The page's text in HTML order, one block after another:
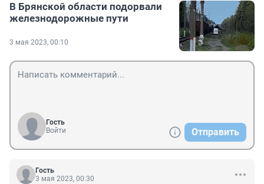
В Брянской области подорвали
железнодорожные пути
3 мая 2023, 00:10
Гость
Войти
Отправить
Гость
3 мая 2023, 00:30